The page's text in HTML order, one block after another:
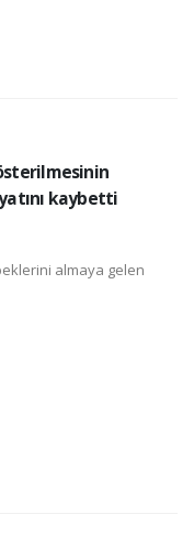
kaybetti
almaya gelen